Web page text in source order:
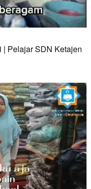
| Pelajar SDN Ketajen